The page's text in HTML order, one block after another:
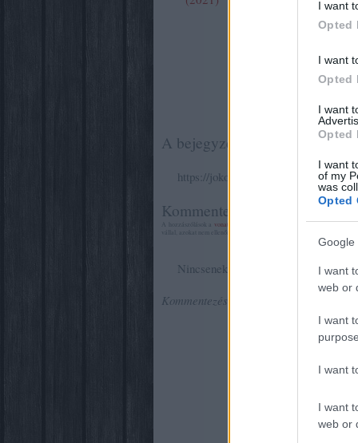
I want
Opted
I want
Opted
I want
Opted
I want
of my
was
Opted
Google
I want
web or
I want
I want
I want
web or
A bejegyzés trackback címe:
https://jokonyvek.blog.hu/api/
Kommentek:
A hozzászólások a vonatkozó jogszabályok értelmében felhasználói
vállal, azokat nem ellenőrzi. Kifogás esetén forduljon a blog
Nincsenek hozzászólások.
Kommentezéshez